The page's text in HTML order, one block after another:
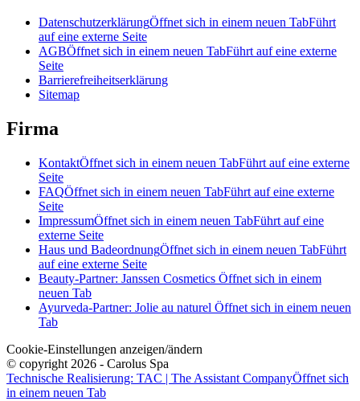
DatenschutzerklärungÖffnet sich in einem neuen TabFührt
auf eine externe Seite
AGBÖffnet sich in einem neuen TabFührt auf eine externe
Seite
Barrierefreiheitserklärung
Sitemap
Firma
KontaktÖffnet sich in einem neuen TabFührt auf eine externe
Seite
FAQÖffnet sich in einem neuen TabFührt auf eine externe
Seite
ImpressumÖffnet sich in einem neuen TabFührt auf eine
externe Seite
Haus und BadeordnungÖffnet sich in einem neuen TabFührt
auf eine externe Seite
Beauty-Partner: Janssen Cosmetics Öffnet sich in einem
neuen Tab
Ayurveda-Partner: Jolie au naturel Öffnet sich in einem neuen
Tab
Cookie-Einstellungen anzeigen/ändern
© copyright 2026 - Carolus Spa
Technische Realisierung: TAC | The Assistant CompanyÖffnet sich
in einem neuen Tab